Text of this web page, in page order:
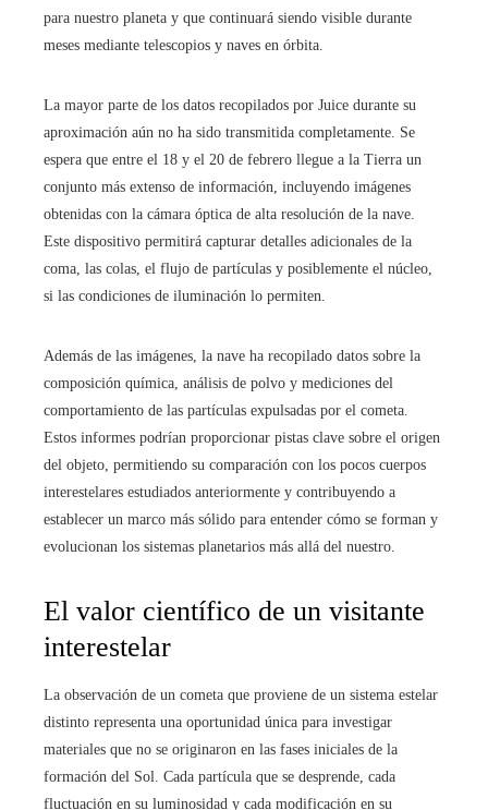
para nuestro planeta y que continuará siendo visible durante
meses mediante telescopios y naves en órbita.
La mayor parte de los datos recopilados por Juice durante su
aproximación aún no ha sido transmitida completamente. Se
espera que entre el 18 y el 20 de febrero llegue a la Tierra un
conjunto más extenso de información, incluyendo imágenes
obtenidas con la cámara óptica de alta resolución de la nave.
Este dispositivo permitirá capturar detalles adicionales de la
coma, las colas, el flujo de partículas y posiblemente el núcleo,
si las condiciones de iluminación lo permiten.
Además de las imágenes, la nave ha recopilado datos sobre la
composición química, análisis de polvo y mediciones del
comportamiento de las partículas expulsadas por el cometa.
Estos informes podrían proporcionar pistas clave sobre el origen
del objeto, permitiendo su comparación con los pocos cuerpos
interestelares estudiados anteriormente y contribuyendo a
establecer un marco más sólido para entender cómo se forman y
evolucionan los sistemas planetarios más allá del nuestro.
El valor científico de un visitante
interestelar
La observación de un cometa que proviene de un sistema estelar
distinto representa una oportunidad única para investigar
materiales que no se originaron en las fases iniciales de la
formación del Sol. Cada partícula que se desprende, cada
fluctuación en su luminosidad y cada modificación en su